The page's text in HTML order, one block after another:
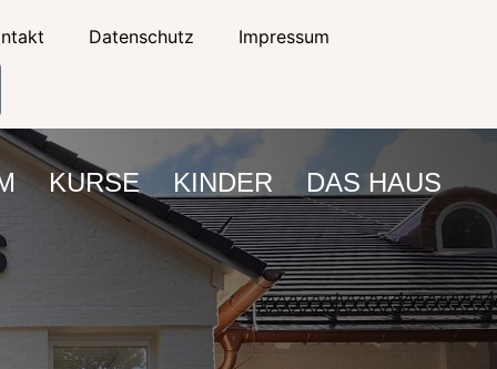
Datenschutz Impressum
KURSE KINDER DAS HAUS